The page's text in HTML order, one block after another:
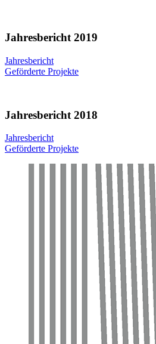
Jahresbericht 2019
Jahresbericht
Geförderte Projekte
Jahresbericht 2018
Jahresbericht
Geförderte Projekte